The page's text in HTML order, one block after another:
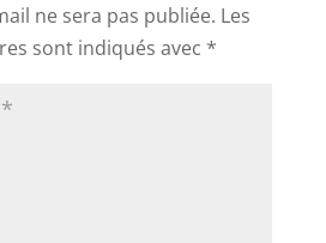
ne sera pas publiée. Les
sont indiqués avec *